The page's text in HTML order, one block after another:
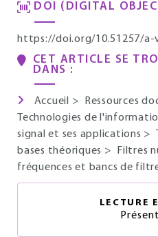
DOI (DIGITAL
https://doi.org/10.51257/a-
CET ARTICLE SE
DANS :
Accueil > Ressources
Technologies de
signal et ses applications >
bases théoriques >
Filtres
fréquences et bancs de
LECTURE